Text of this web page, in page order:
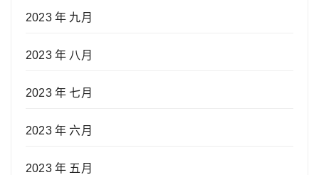
2023 年 九月
2023 年 八月
2023 年 七月
2023 年 六月
2023 年 五月